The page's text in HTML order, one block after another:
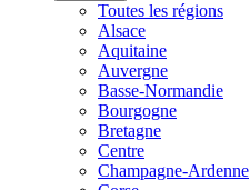
Toutes les régions
Alsace
Aquitaine
Auvergne
Basse-Normandie
Bourgogne
Bretagne
Centre
Champagne-Ardenne